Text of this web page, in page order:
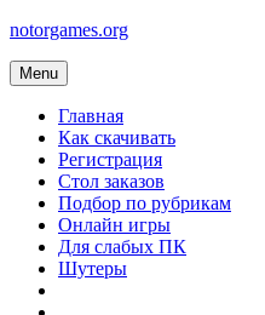
Skip
content
notorgames.org
Menu
Главная
Как скачивать
Регистрация
Стол заказов
Подбор по рубрикам
Онлайн игры
Для слабых ПК
Шутеры